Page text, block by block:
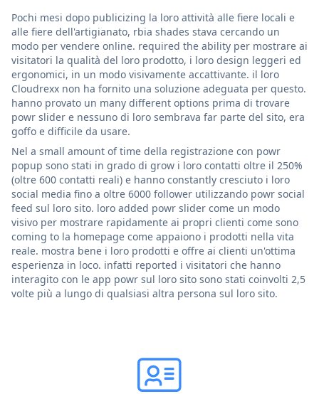
Pochi mesi dopo publicizing la loro attività alle fiere locali e
alle fiere dell'artigianato, rbia shades stava cercando un
modo per vendere online. required the ability per mostrare ai
visitatori la qualità del loro prodotto, i loro design leggeri ed
ergonomici, in un modo visivamente accattivante. il loro
Cloudrexx non ha fornito una soluzione adeguata per questo.
hanno provato un many different options prima di trovare
powr slider e nessuno di loro sembrava far parte del sito, era
goffo e difficile da usare.
Nel a small amount of time della registrazione con powr
popup sono stati in grado di grow i loro contatti oltre il 250%
(oltre 600 contatti reali) e hanno constantly cresciuto i loro
social media fino a oltre 6000 follower utilizzando powr social
feed sul loro sito. loro added powr slider come un modo
visivo per mostrare rapidamente ai propri clienti come sono
coming to la homepage come appaiono i prodotti nella vita
reale. mostra bene i loro prodotti e offre ai clienti un'ottima
esperienza in loco. infatti reported i visitatori che hanno
interagito con le app powr sul loro sito sono stati coinvolti 2,5
volte più a lungo di qualsiasi altra persona sul loro sito.